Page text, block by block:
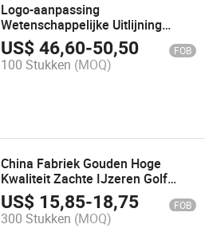
Logo-aanpassing
Wetenschappelijke Uitlijning
Rechterhand Maple Park Golfclub
US$46,60-50,50 FOB
100 Stukken (MOQ)
China Fabriek Gouden Hoge
Kwaliteit Zachte IJzeren Golf
Wedge Clubs Set
US$ 15,85-18,75 FOB
300 Stukken (MOQ)